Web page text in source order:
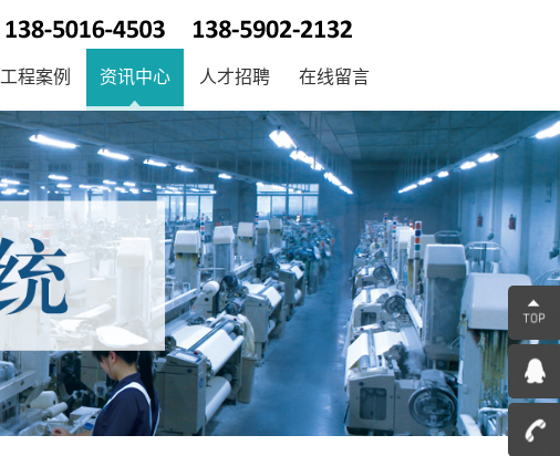
工程案例 资讯中心 人才招聘 在线留言